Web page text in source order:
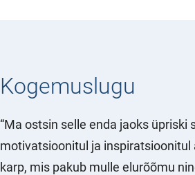
Kogemuslugu
“Ma ostsin selle enda jaoks üpriski
motivatsioonitul ja inspiratsioonitul
karp, mis pakub mulle elurõõmu